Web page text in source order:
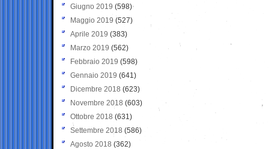
Giugno 2019 (598)
Maggio 2019 (527)
Aprile 2019 (383)
Marzo 2019 (562)
Febbraio 2019 (598)
Gennaio 2019 (641)
Dicembre 2018 (623)
Novembre 2018 (603)
Ottobre 2018 (631)
Settembre 2018 (586)
Agosto 2018 (362)